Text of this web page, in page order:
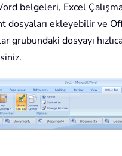
belgeleri, Excel
dosyaları ekleyebilir ve
grubundaki dosyayı